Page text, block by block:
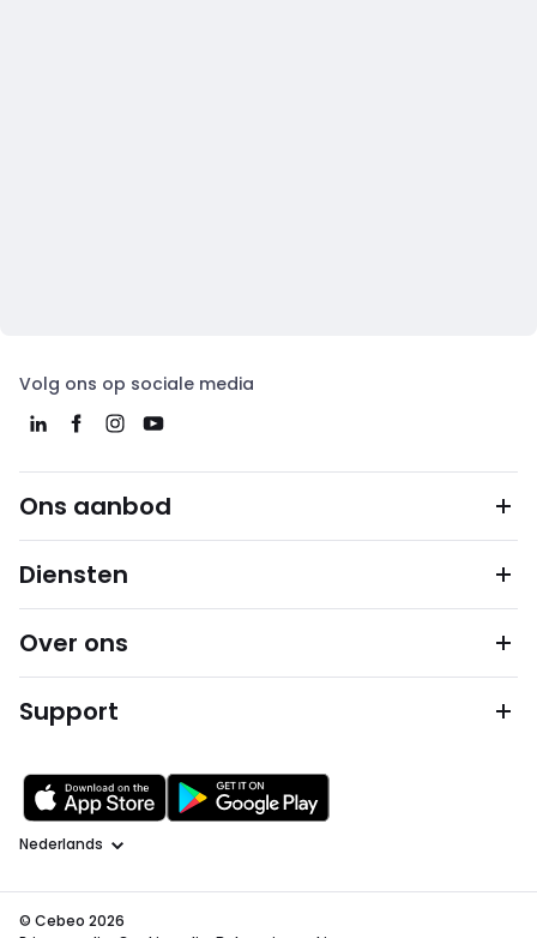
Volg ons op sociale media
Ons aanbod
Diensten
Over ons
Support
Taal
© Cebeo 2026